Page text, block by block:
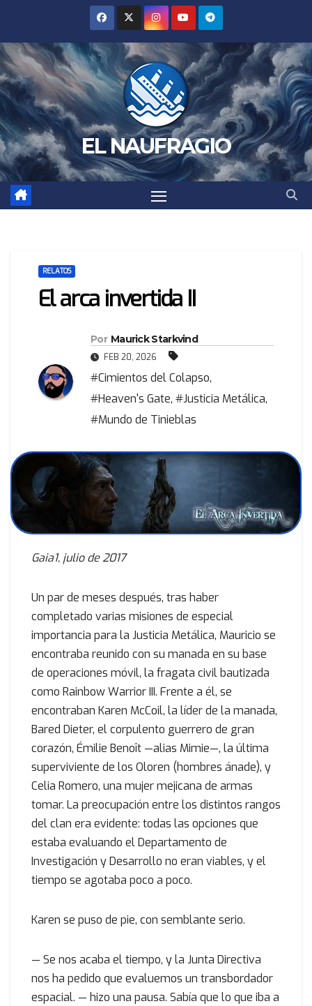
contenido
EL NAUFRAGIO
RELATOS
El arca invertida II
Por Maurick Starkvind
FEB 20, 2026
#Cimientos del Colapso,
#Heaven's Gate, #Justicia Metálica,
#Mundo de Tinieblas
Gaia1, julio de 2017
Un par de meses después, tras haber
completado varias misiones de especial
importancia para la Justicia Metálica, Mauricio se
encontraba reunido con su manada en su base
de operaciones móvil, la fragata civil bautizada
como Rainbow Warrior III. Frente a él, se
encontraban Karen McCoil, la líder de la manada,
Bared Dieter, el corpulento guerrero de gran
corazón, Émilie Benoît —alias Mimie—, la última
superviviente de los Oloren (hombres ánade), y
Celia Romero, una mujer mejicana de armas
tomar. La preocupación entre los distintos rangos
del clan era evidente: todas las opciones que
estaba evaluando el Departamento de
Investigación y Desarrollo no eran viables, y el
tiempo se agotaba poco a poco.
Karen se puso de pie, con semblante serio.
— Se nos acaba el tiempo, y la Junta Directiva
nos ha pedido que evaluemos un transbordador
espacial. — hizo una pausa. Sabía que lo que iba a